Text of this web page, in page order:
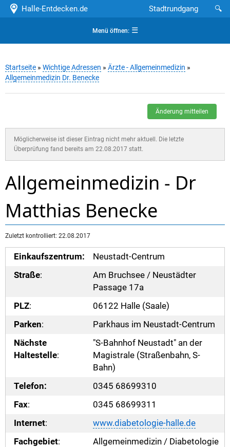
Halle-Entdecken.de 🔍
Stadtrundgang
Menü öffnen:☰
Startseite » Wichtige Adressen » Ärzte - Allgemeinmedizin »
Allgemeinmedizin Dr. Benecke
Änderung mitteilen
Möglicherweise ist dieser Eintrag nicht mehr aktuell. Die letzte
Überprüfung fand bereits am 22.08.2017 statt.
Allgemeinmedizin - Dr
Matthias Benecke
Zuletzt kontrolliert: 22.08.2017
Einkaufszentrum:
Neustadt-Centrum
Straße:
Am Bruchsee / Neustädter
Passage 17a
PLZ:
06122 Halle (Saale)
Parken:
Parkhaus im Neustadt-Centrum
Nächste
Haltestelle:
"S-Bahnhof Neustadt" an der
Magistrale (Straßenbahn, S-
Bahn)
Telefon:
0345 68699310
Fax:
0345 68699311
Internet:
www.diabetologie-halle.de
Fachgebiet: Allgemeinmedizin / Diabetologie